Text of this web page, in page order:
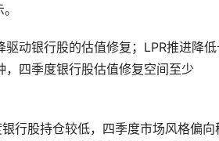
动银行股的估值修复；LPR推进降低
四季度银行股估值修复空间至少
行股持仓较低，四季度市场风格偏向